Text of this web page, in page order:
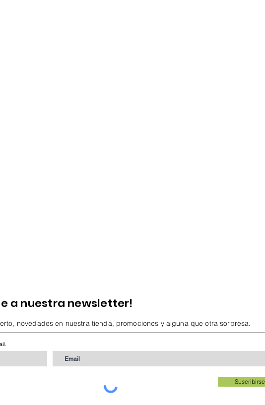
a nuestra newsletter!
novedades en nuestra tienda, promociones y alguna que otra sorpresa.
Suscribirse